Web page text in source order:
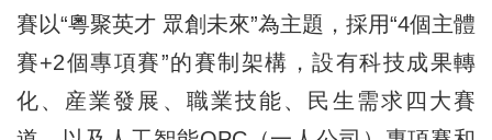
賽以“粵聚英才 眾創未來”為主題，採用“4個主體
賽+2個專項賽”的賽制架構，設有科技成果轉
化、産業發展、職業技能、民生需求四大賽